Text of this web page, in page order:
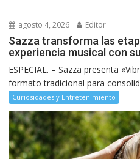
agosto 4, 2026 Editor
Sazza transforma las
experiencia musical con
ESPECIAL. – Sazza presenta
formato tradicional para
Curiosidades y Entretenimiento